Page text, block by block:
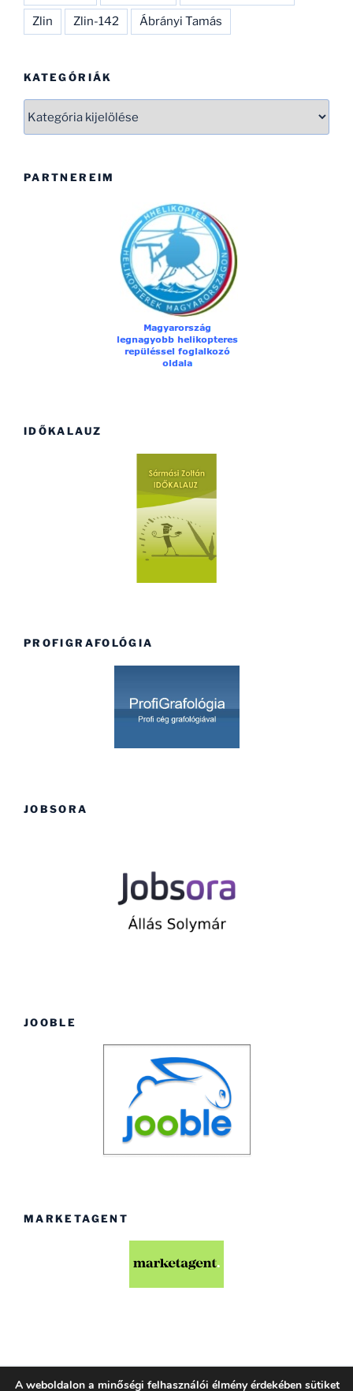
Zlin Zlin-142 Ábrányi Tamás
KATEGÓRIÁK
PARTNEREIM
IDŐKALAUZ
PROFIGRAFOLÓGIA
JOBSORA
JOOBLE
MARKETAGENT
A weboldalon a minőségi felhasználói élmény érdekében sütiket